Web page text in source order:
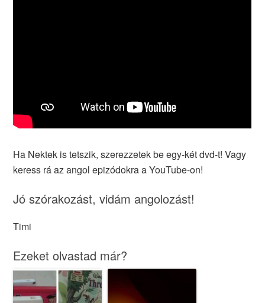
Ha Nektek is tetszik, szerezzetek be egy-két dvd-t! Vagy
keress rá az angol epizódokra a YouTube-on!
Jó szórakozást, vidám angolozást!
Timi
Ezeket olvastad már?